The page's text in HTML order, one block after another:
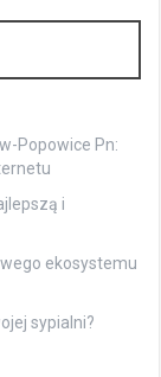
Popowice Pn:
i
ekosystemu
sypialni?